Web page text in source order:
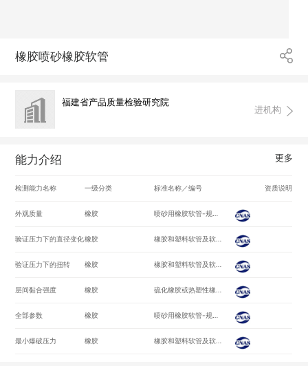
橡胶喷砂橡胶软管
福建省产品质量检验研究院
进机构
能力介绍 更多
检测能力名称 一级分类 标准名称／编号 资质说明
外观质量 橡胶 喷砂用橡胶软管-规范/HG/T2192-2008
验证压力下的直径变化橡胶 橡胶和塑料软管及软管组合件 静液压试验方法/GB/T 5563-2013
验证压力下的扭转 橡胶 橡胶和塑料软管及软管组合件 静液压试验方法/GB/T 5563-2013
层间黏合强度 橡胶
全部参数 橡胶 喷砂用橡胶软管-规范/HG/T 2192-2008
最小爆破压力 橡胶 橡胶和塑料软管及软管组合件 静液压试验方法/GB/T 5563-2013